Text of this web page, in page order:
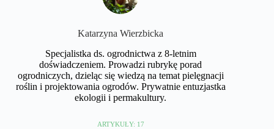
Katarzyna Wierzbicka
Specjalistka ds. ogrodnictwa z 8-letnim
doświadczeniem. Prowadzi rubrykę porad
ogrodniczych, dzieląc się wiedzą na temat pielęgnacji
roślin i projektowania ogrodów. Prywatnie entuzjastka
ekologii i permakultury.
ARTYKUŁY: 17